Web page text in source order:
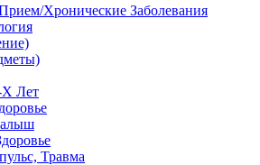
Хронические Заболевания
Х Лет
Травма